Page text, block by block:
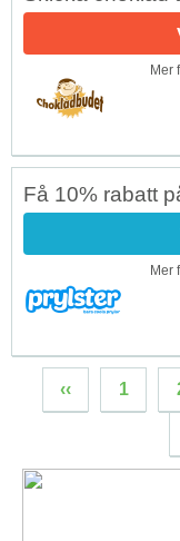
Mer
Få 10% rabatt
Mer
‹‹ 1